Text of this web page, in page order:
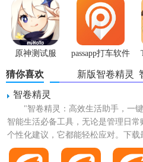
原神测试服
passapp打车软件
中文版
猜你喜欢
新版智卷精灵
智卷精灵
"智卷精灵：高效生活助手，一
智能生活必备工具，无论是管理日
个性化建议，它都能轻松应对。下
捷的智能服务，让您的...